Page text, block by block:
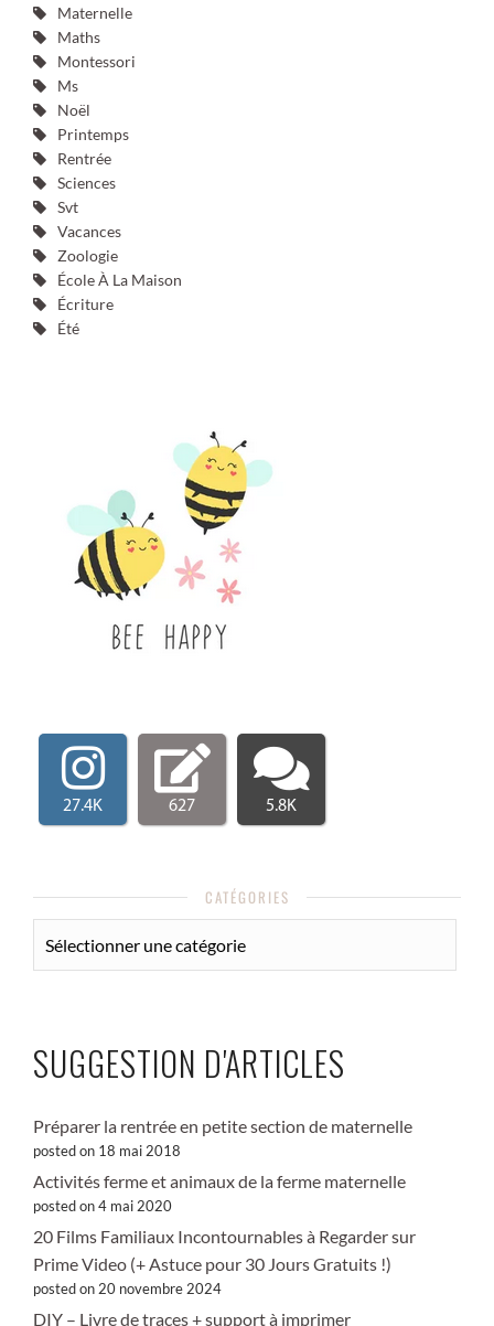
Maternelle
Maths
Montessori
Ms
Noël
Printemps
Rentrée
Sciences
Svt
Vacances
Zoologie
École À La Maison
Écriture
Été
27.4K 627 5.8K
CATÉGORIES
CATÉGORIES
SUGGESTION D'ARTICLES
Préparer la rentrée en petite section de maternelle
posted on 18 mai 2018
Activités ferme et animaux de la ferme maternelle
posted on 4 mai 2020
20 Films Familiaux Incontournables à Regarder sur
Prime Video (+ Astuce pour 30 Jours Gratuits !)
posted on 20 novembre 2024
DIY – Livre de traces + support à imprimer